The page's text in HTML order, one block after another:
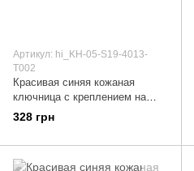
Артикул: hi_KH-05-S19-4013-
T002
Красивая синяя кожаная
ключница с креплением на
карабине, коллекция "7
wonders of the world"
328 грн